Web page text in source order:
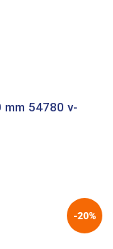
54780 v-
-20%